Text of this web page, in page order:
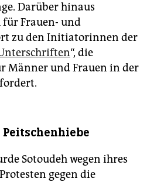
Darüber hinaus
Frauen- und
zu den Initiatorinnen der
“, die
Männer und Frauen in der
Sotoudeh wegen ihres
gegen die